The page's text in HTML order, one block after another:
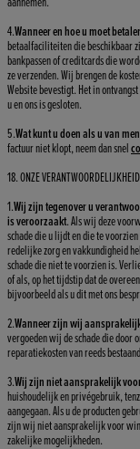
4.Wanneer en hoe u moet
betaalfaciliteiten die beschikbaar
bankpassen of creditcards die
ze verzenden. Wij brengen de
Website bevestigt. Het in
u en ons is gesloten.
5.Wat kunt u doen als u van
factuur niet klopt, neem dan snel
18. ONZE
1.Wij zijn tegenover u
is veroorzaakt. Als wij deze
schade die u lijdt en die te
redelijke zorg en vakkundigheid
schade die niet te voorzien is.
of als, op het tijdstip dat de
bijvoorbeeld als u dit met ons
2.Wanneer zijn wij
vergoeden wij de schade die
reparatiekosten van reeds
3.Wij zijn niet aansprakelijk
huishoudelijk en privégebruik,
aangegaan. Als u de producten
zijn wij niet aansprakelijk voor
zakelijke mogelijkheden.